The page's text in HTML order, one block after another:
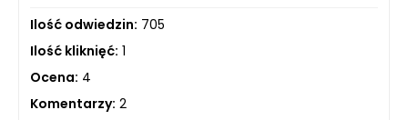
Ilość odwiedzin: 705
Ilość kliknięć: 1
Ocena: 4
Komentarzy: 2